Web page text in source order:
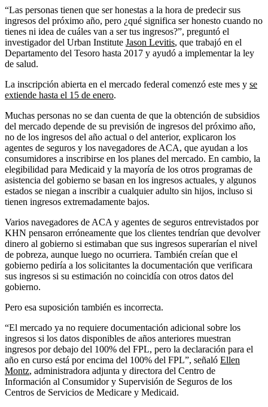
“Las personas tienen que ser honestas a la hora de predecir sus
ingresos del próximo año, pero ¿qué significa ser honesto cuando no
tienes ni idea de cuáles van a ser tus ingresos?”, preguntó el
investigador del Urban Institute Jason Levitis, que trabajó en el
Departamento del Tesoro hasta 2017 y ayudó a implementar la ley
de salud.
La inscripción abierta en el mercado federal comenzó este mes y se
extiende hasta el 15 de enero.
Muchas personas no se dan cuenta de que la obtención de subsidios
del mercado depende de su previsión de ingresos del próximo año,
no de los ingresos del año actual o del anterior, explicaron los
agentes de seguros y los navegadores de ACA, que ayudan a los
consumidores a inscribirse en los planes del mercado. En cambio, la
elegibilidad para Medicaid y la mayoría de los otros programas de
asistencia del gobierno se basan en los ingresos actuales, y algunos
estados se niegan a inscribir a cualquier adulto sin hijos, incluso si
tienen ingresos extremadamente bajos.
Varios navegadores de ACA y agentes de seguros entrevistados por
KHN pensaron erróneamente que los clientes tendrían que devolver
dinero al gobierno si estimaban que sus ingresos superarían el nivel
de pobreza, aunque luego no ocurriera. También creían que el
gobierno pediría a los solicitantes la documentación que verificara
sus ingresos si su estimación no coincidía con otros datos del
gobierno.
Pero esa suposición también es incorrecta.
“El mercado ya no requiere documentación adicional sobre los
ingresos si los datos disponibles de años anteriores muestran
ingresos por debajo del 100% del FPL, pero la declaración para el
año en curso está por encima del 100% del FPL”, señaló Ellen
Montz, administradora adjunta y directora del Centro de
Información al Consumidor y Supervisión de Seguros de los
Centros de Servicios de Medicare y Medicaid.